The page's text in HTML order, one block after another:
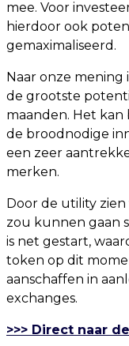
mee. Voor
hierdoor ook
gemaximaliseerd.
Naar onze
de grootste
maanden. Het
de broodnodige
een zeer
merken.
Door de utility
zou kunnen gaan
is net gestart,
token op dit
aanschaffen in
exchanges.
>>> Direct naar